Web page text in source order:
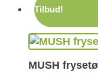
Tilbud!
MUSH